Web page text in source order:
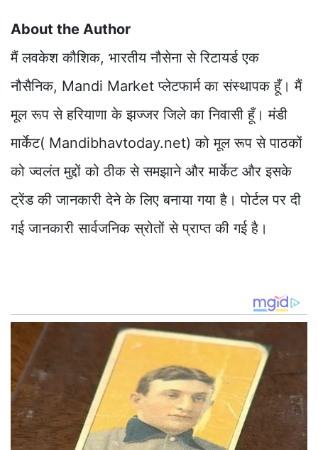
About the Author
मैं लवकेश कौशिक, भारतीय नौसेना से रिटायर्ड एक
नौसैनिक, Mandi Market प्लेटफार्म का संस्थापक हूँ। मैं
मूल रूप से हरियाणा के झज्जर जिले का निवासी हूँ। मंडी
मार्केट( Mandibhavtoday.net) को मूल रूप से पाठकों
को ज्वलंत मुद्दों को ठीक से समझाने और मार्केट और इसके
ट्रेंड की जानकारी देने के लिए बनाया गया है। पोर्टल पर दी
गई जानकारी सार्वजनिक स्रोतों से प्राप्त की गई है।